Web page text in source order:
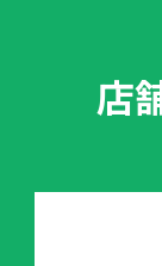
店